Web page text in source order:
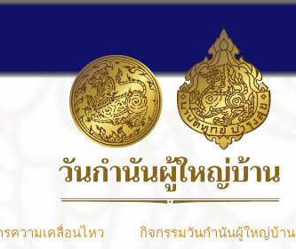
รความเคลื่อนไหว กิจกรรมวันกำนันผู้ใหญ่บ้าน